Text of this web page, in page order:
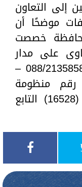
إلى التعاون
موضحًا أن
خصصت
على مدار
الساعة عبر الأرقام (114)، و(088/2135858 –
إلى رقم منظومة
الشكاوى الحكومية الموحدة (16528) التابع